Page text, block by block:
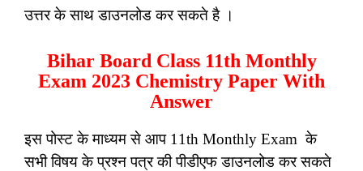
उत्तर के साथ डाउनलोड कर सकते है ।
Bihar Board Class 11th Monthly
Exam 2023 Chemistry Paper With
Answer
इस पोस्ट के माध्यम से आप 11th Monthly Exam के
सभी विषय के प्रश्न पत्र की पीडीएफ डाउनलोड कर सकते